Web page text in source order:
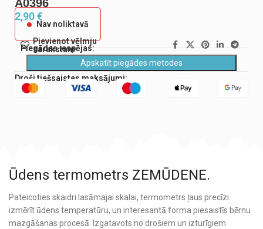
A0396
2,90€
Nav noliktavā
Pievienot vēlmju
sarakstam
Piegādes iespējas:
Apskatīt piegādes metodes
Droši tiešsaistes maksājumi:
Ūdens termometrs ZEMŪDENE.
Pateicoties skaidri lasāmajai skalai, termometrs ļaus precīzi
izmērīt ūdens temperatūru, un interesantā forma piesaistīs bērnu
mazgāšanas procesā. Izgatavots no drošiem un izturīgiem